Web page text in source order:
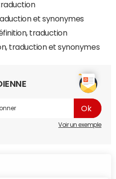
et synonymes
traduction
traduction et synonymes
Voir un exemple